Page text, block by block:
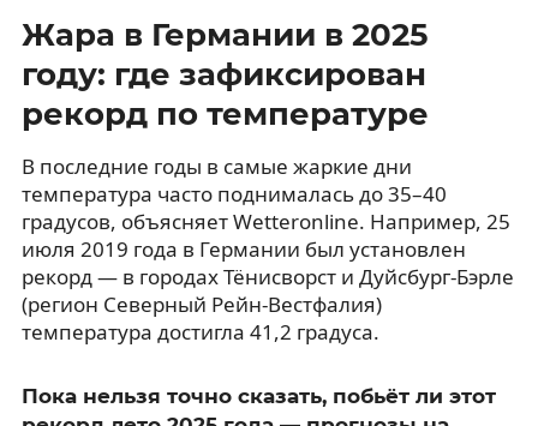
Жара в Германии в 2025
году: где зафиксирован
рекорд по температуре
В последние годы в самые жаркие дни
температура часто поднималась до 35–40
градусов, объясняет Wetteronline. Например, 25
июля 2019 года в Германии был установлен
рекорд — в городах Тёнисворст и Дуйсбург-Бэрле
(регион Северный Рейн-Вестфалия)
температура достигла 41,2 градуса.
Пока нельзя точно сказать, побьёт ли этот